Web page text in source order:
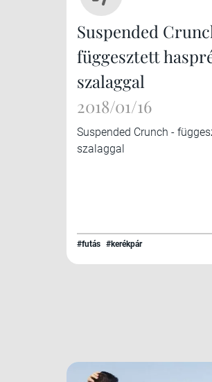
Suspended
függesztett
szalaggal
2018/01/16
Suspended Crunch -
szalaggal
#futás #kerékpár